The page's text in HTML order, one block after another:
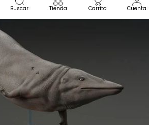
Buscar Tienda Carrito Cuenta